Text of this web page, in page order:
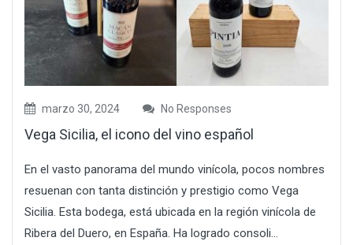
marzo 30, 2024 No Responses
Vega Sicilia, el icono del vino español
En el vasto panorama del mundo vinícola, pocos nombres
resuenan con tanta distinción y prestigio como Vega
Sicilia. Esta bodega, está ubicada en la región vinícola de
Ribera del Duero, en España. Ha logrado consoli...